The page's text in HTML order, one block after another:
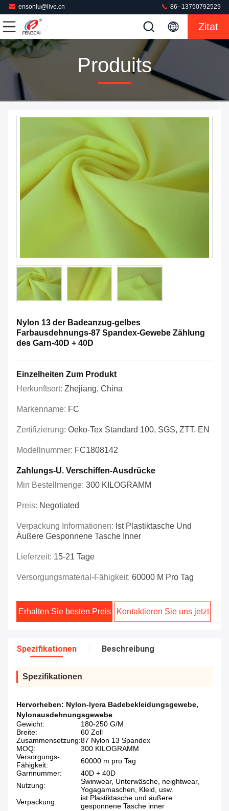
ensonlu@live.cn 86--13750792529
Zitat
Produits
Nylon 13 der Badeanzug-gelbes
Farbausdehnungs-87 Spandex-Gewebe Zählung
des Garn-40D + 40D
Einzelheiten Zum Produkt
Herkunftsort: Zhejiang, China
Markenname: FC
Zertifizierung: Oeko-Tex Standard 100, SGS, ZTT, EN
Modellnummer: FC1808142
Zahlungs-U. Verschiffen-Ausdrücke
Min Bestellmenge: 300 KILOGRAMM
Preis: Negotiated
Verpackung Informationen: Ist Plastiktasche Und
Äußere Gesponnene Tasche Inner
Lieferzeit: 15-21 Tage
Versorgungsmaterial-Fähigkeit: 60000 M Pro Tag
Erhalten Sie besten Preis Kontaktieren Sie uns jetzt
Spezifikationen Beschreibung
Spezifikationen
Hervorheben: Nylon-lycra Badebekleidungsgewebe,
Nylonausdehnungsgewebe
Gewicht:
180-250 G/M
Breite:
60 Zoll
Zusammensetzung:87 Nylon 13 Spandex
MOQ:
300 KILOGRAMM
Versorgungs-
Fähigkeit:
60000 m pro Tag
Garnnummer:
40D + 40D
Nutzung:
Swinwear, Unterwäsche, neightwear,
Yogagamaschen, Kleid, usw.
Verpackung:
ist Plastiktasche und äußere
gesponnene Tasche inner